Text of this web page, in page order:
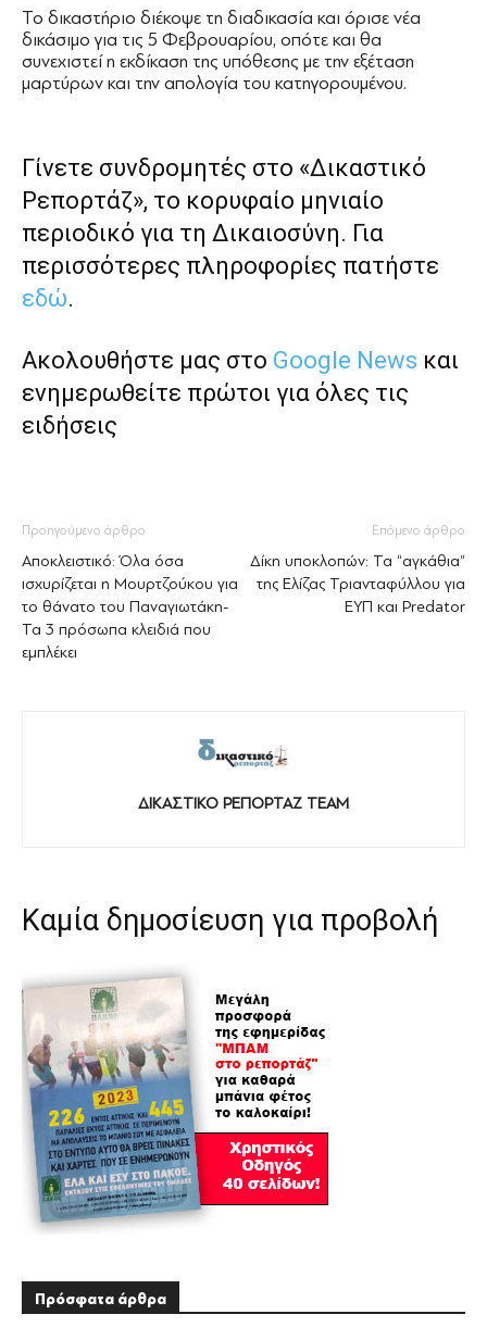
Το δικαστήριο διέκοψε τη διαδικασία και όρισε νέα
δικάσιμο για τις 5 Φεβρουαρίου, οπότε και θα
συνεχιστεί η εκδίκαση της υπόθεσης με την εξέταση
μαρτύρων και την απολογία του κατηγορουμένου.
Γίνετε συνδρομητές στο «Δικαστικό
Ρεπορτάζ», το κορυφαίο μηνιαίο
περιοδικό για τη Δικαιοσύνη. Για
περισσότερες πληροφορίες πατήστε
εδώ.
Ακολουθήστε μας στο Google News και
ενημερωθείτε πρώτοι για όλες τις
ειδήσεις
Προηγούμενο άρθρο
Αποκλειστικό: Όλα όσα
ισχυρίζεται η Μουρτζούκου για
το θάνατο του Παναγιωτάκη-
Τα 3 πρόσωπα κλειδιά που
εμπλέκει
Επόμενο άρθρο
Δίκη υποκλοπών: Τα “αγκάθια”
της Ελίζας Τριανταφύλλου για
ΕΥΠ και Predator
ΔΙΚΑΣΤΙΚΟ ΡΕΠΟΡΤΑΖ TEAM
Καμία δημοσίευση για προβολή
Πρόσφατα άρθρα